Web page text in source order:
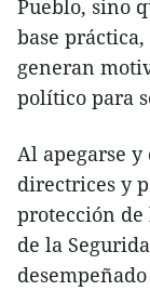
Pueblo, sino
base
generan
político para
Al apegarse
directrices y
protección
de la